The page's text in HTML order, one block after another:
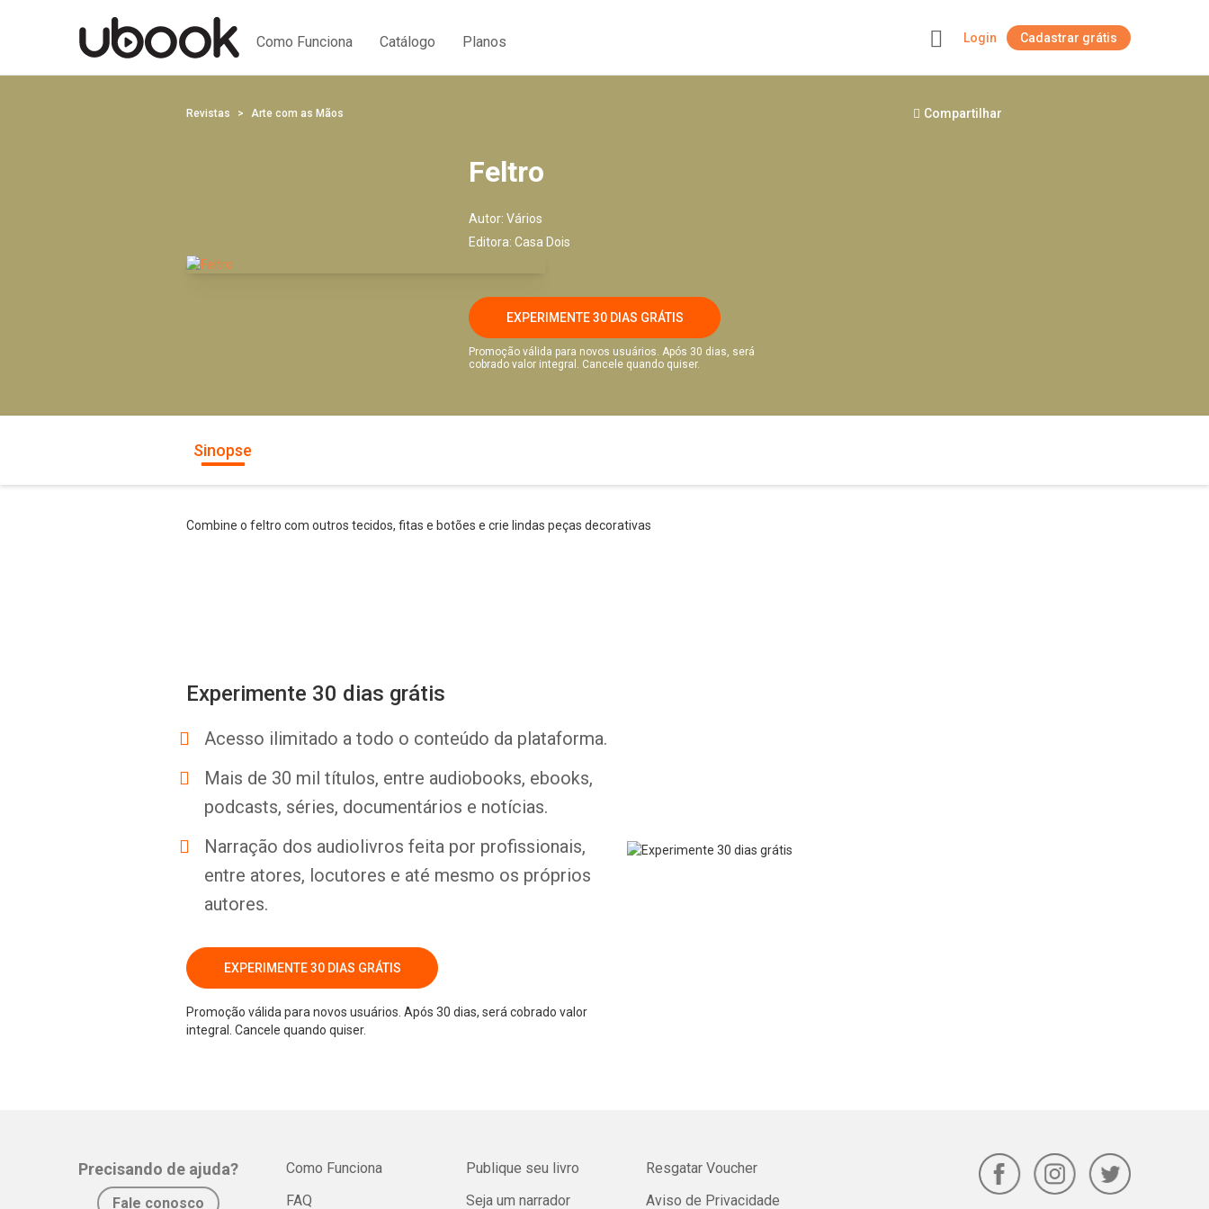
Como Funciona Catálogo Planos Login Cadastrar grátis
Revistas Arte com as Mãos Compartilhar
Feltro
Autor: Vários
Editora: Casa Dois
EXPERIMENTE 30 DIAS GRÁTIS
Promoção válida para novos usuários. Após 30 dias, será
cobrado valor integral. Cancele quando quiser.
Sinopse
Combine o feltro com outros tecidos, fitas e botões e crie lindas peças decorativas
Experimente 30 dias grátis
Acesso ilimitado a todo o conteúdo da plataforma.
Mais de 30 mil títulos, entre audiobooks, ebooks,
podcasts, séries, documentários e notícias.
Narração dos audiolivros feita por profissionais,
entre atores, locutores e até mesmo os próprios
autores.
EXPERIMENTE 30 DIAS GRÁTIS
Promoção válida para novos usuários. Após 30 dias, será cobrado valor
integral. Cancele quando quiser.
Precisando de ajuda?
Fale conosco
Como Funciona
FAQ
Publique seu livro
Seja um narrador
Resgatar Voucher
Aviso de Privacidade
Twitter E-mail